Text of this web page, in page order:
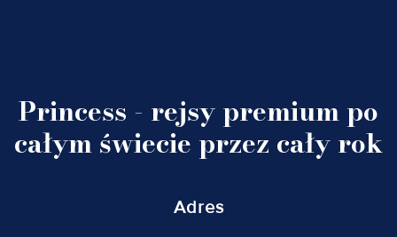
Princess - rejsy premium po
całym świecie przez cały rok
Adres